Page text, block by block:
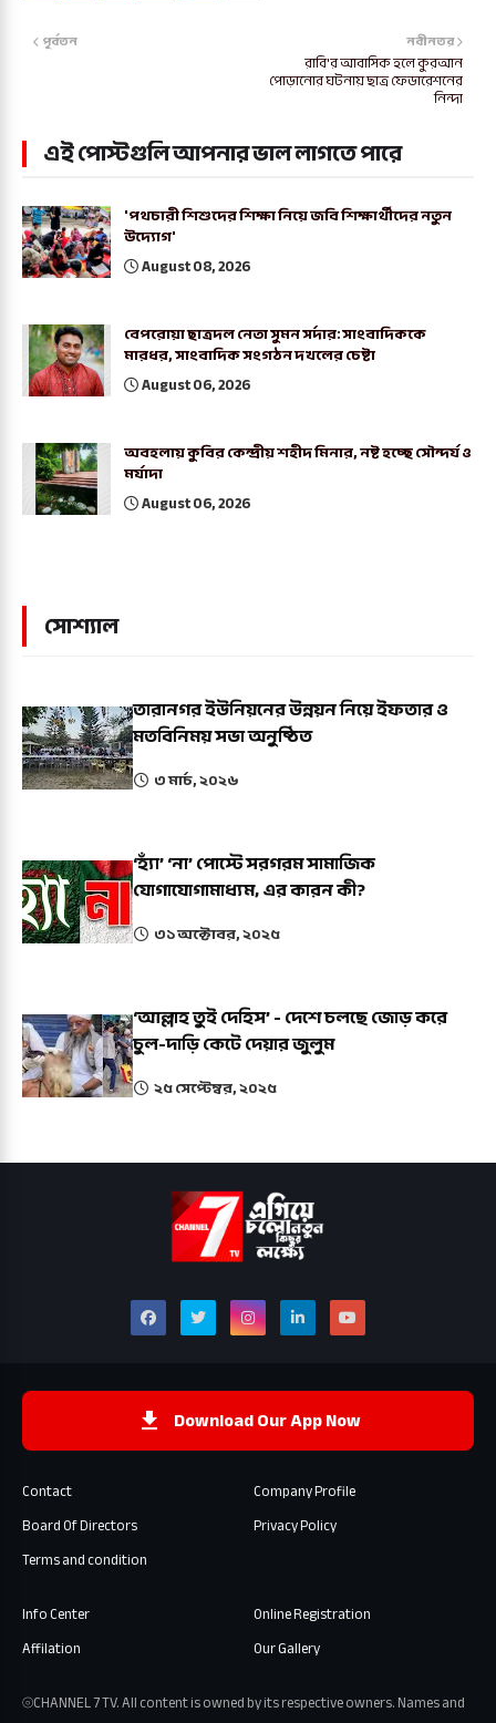
নবীনতর
রাবি'র আবাসিক হলে কুরআন
পোড়ানোর ঘটনায় ছাত্র ফেডারেশনের
নিন্দা
পূর্বতন
এই পোস্টগুলি আপনার ভাল লাগতে পারে
'পথচারী শিশুদের শিক্ষা নিয়ে জবি শিক্ষার্থীদের নতুন
উদ্যোগ'
August 08, 2026
বেপরোয়া ছাত্রদল নেতা সুমন সর্দার: সাংবাদিককে
মারধর, সাংবাদিক সংগঠন দখলের চেষ্টা
August 06, 2026
অবহলায় কুবির কেন্দ্রীয় শহীদ মিনার, নষ্ট হচ্ছে সৌন্দর্য ও
মর্যাদা
August 06, 2026
সোশ্যাল
তারানগর ইউনিয়নের উন্নয়ন নিয়ে ইফতার ও
মতবিনিময় সভা অনুষ্ঠিত
৩ মার্চ, ২০২৬
‘হ্যাঁ’ ‘না’ পোস্টে সরগরম সামাজিক
যোগাযোগামাধ্যম, এর কারন কী?
৩১ অক্টোবর, ২০২৫
‘আল্লাহ তুই দেহিস’ - দেশে চলছে জোড় করে
চুল-দাড়ি কেটে দেয়ার জুলুম
২৫ সেপ্টেম্বর, ২০২৫
Download Our App Now
Contact
Company Profile
Board Of Directors
Privacy Policy
Terms and condition
Info Center
Online Registration
Affilation
Our Gallery
⦾CHANNEL 7 TV. All content is owned by its respective owners. Names and